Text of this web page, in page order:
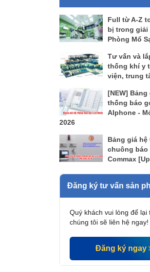
Full từ A-Z
bị trong giải
Phòng Mổ
Tư vấn và
thống khí y
viện, trung
[NEW] Bảng
thống báo
AIphone -
2026
Bảng giá hệ
chuông báo
Commax
Đăng ký tư vấn sản
Quý khách vui lòng để lại
chúng tôi sẽ liên hệ ngay!
Đăng ký ngay